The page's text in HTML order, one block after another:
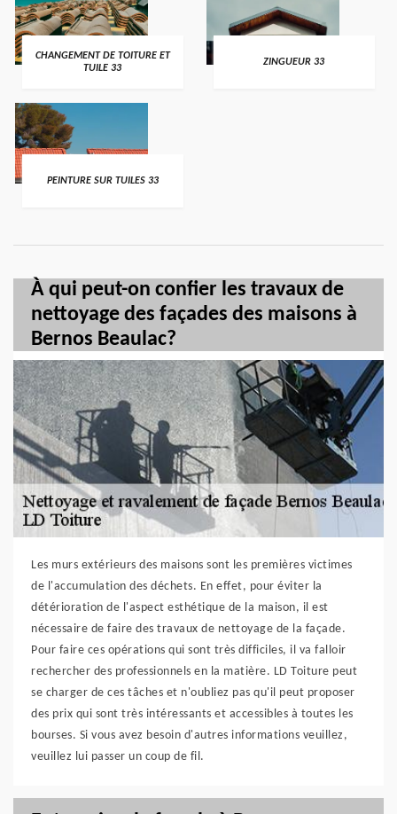
CHANGEMENT DE TOITURE ET
TUILE 33
ZINGUEUR 33
PEINTURE SUR TUILES 33
À qui peut-on confier les travaux de
nettoyage des façades des maisons à
Bernos Beaulac?
Les murs extérieurs des maisons sont les premières victimes
de l'accumulation des déchets. En effet, pour éviter la
détérioration de l'aspect esthétique de la maison, il est
nécessaire de faire des travaux de nettoyage de la façade.
Pour faire ces opérations qui sont très difficiles, il va falloir
rechercher des professionnels en la matière. LD Toiture peut
se charger de ces tâches et n'oubliez pas qu'il peut proposer
des prix qui sont très intéressants et accessibles à toutes les
bourses. Si vous avez besoin d'autres informations veuillez,
veuillez lui passer un coup de fil.